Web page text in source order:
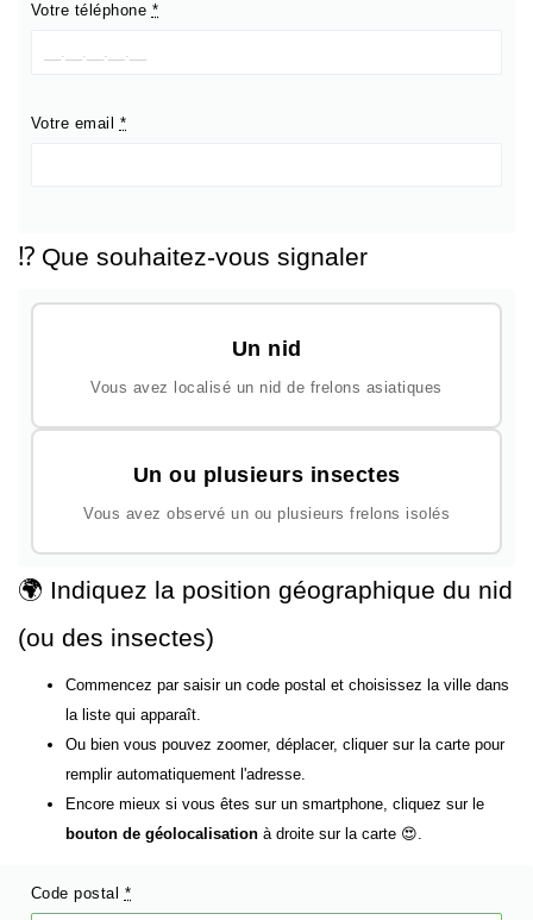
Votre téléphone *
Votre email *
⁉️ Que souhaitez-vous signaler
Un nid
Vous avez localisé un nid de frelons asiatiques
Un ou plusieurs insectes
Vous avez observé un ou plusieurs frelons isolés
🌍 Indiquez la position géographique du nid
(ou des insectes)
Commencez par saisir un code postal et choisissez la ville dans
la liste qui apparaît.
Ou bien vous pouvez zoomer, déplacer, cliquer sur la carte pour
remplir automatiquement l'adresse.
Encore mieux si vous êtes sur un smartphone, cliquez sur le
bouton de géolocalisation à droite sur la carte 😍.
Code postal *